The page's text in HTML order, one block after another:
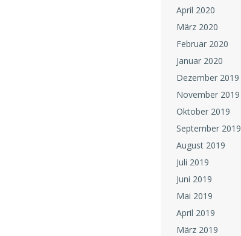
April 2020
März 2020
Februar 2020
Januar 2020
Dezember 2019
November 2019
Oktober 2019
September 2019
August 2019
Juli 2019
Juni 2019
Mai 2019
April 2019
März 2019